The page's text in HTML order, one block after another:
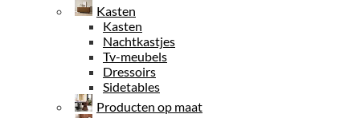
Kasten
Kasten
Nachtkastjes
Tv-meubels
Dressoirs
Sidetables
Producten op maat